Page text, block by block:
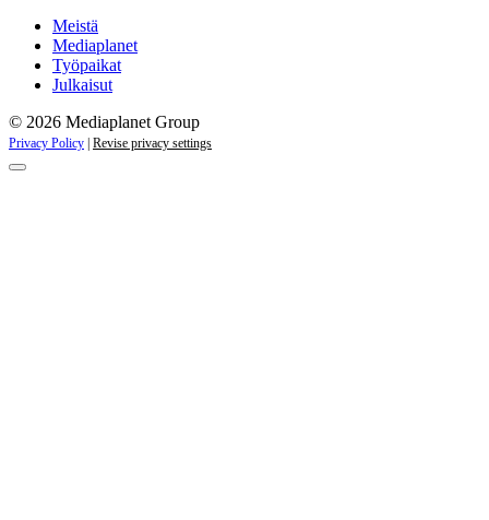
kampanjat
Meistä
Mediaplanet
Työpaikat
Julkaisut
© 2026 Mediaplanet Group
Privacy Policy Revise privacy settings